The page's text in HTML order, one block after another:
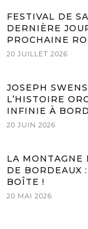
FESTIVAL DE
DERNIÈRE
PROCHAINE
20 JUILLET 2026
JOSEPH
L’HISTOIRE
INFINIE À
20 JUIN 2026
LA MONTAGNE
DE BORDEAUX
BOÎTE !
20 MAI 2026